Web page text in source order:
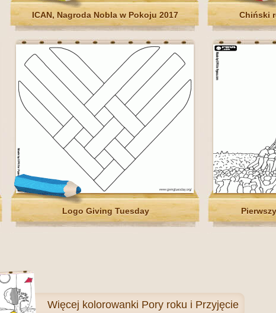
ICAN, Nagroda Nobla w Pokoju 2017 Chiński
Logo Giving Tuesday
Więcej kolorowanki Pory roku i Przyjęcie